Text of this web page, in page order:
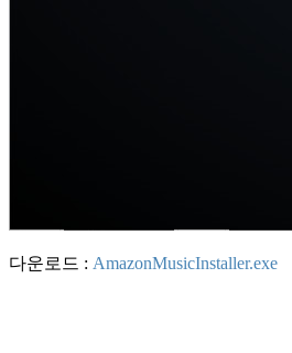
다운로드 : AmazonMusicInstaller.exe